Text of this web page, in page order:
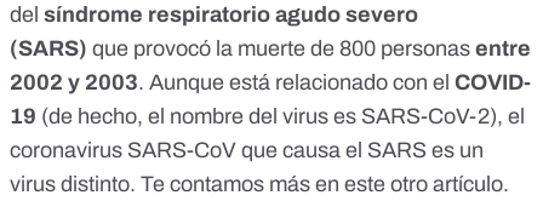
del síndrome respiratorio agudo severo
(SARS) que provocó la muerte de 800 personas entre
2002 y 2003. Aunque está relacionado con el COVID-
19 (de hecho, el nombre del virus es SARS-CoV-2), el
coronavirus SARS-CoV que causa el SARS es un
virus distinto. Te contamos más en este otro artículo.